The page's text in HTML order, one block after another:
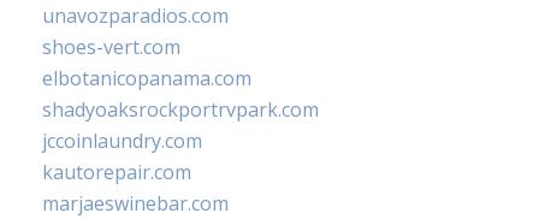
unavozparadios.com
shoes-vert.com
elbotanicopanama.com
shadyoaksrockportrvpark.com
jccoinlaundry.com
kautorepair.com
marjaeswinebar.com